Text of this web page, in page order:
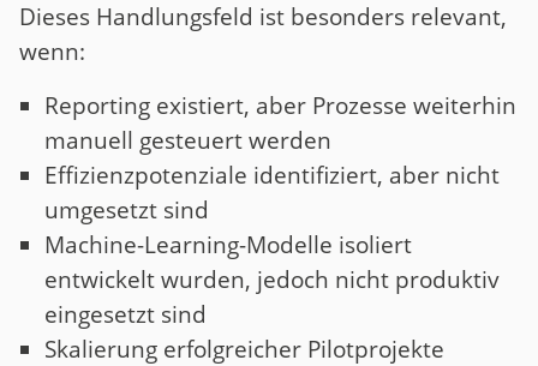
Dieses Handlungsfeld ist besonders relevant,
wenn:
Reporting existiert, aber Prozesse weiterhin
manuell gesteuert werden
Effizienzpotenziale identifiziert, aber nicht
umgesetzt sind
Machine-Learning-Modelle isoliert
entwickelt wurden, jedoch nicht produktiv
eingesetzt sind
Skalierung erfolgreicher Pilotprojekte